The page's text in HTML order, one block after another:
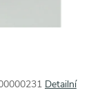
Detailní